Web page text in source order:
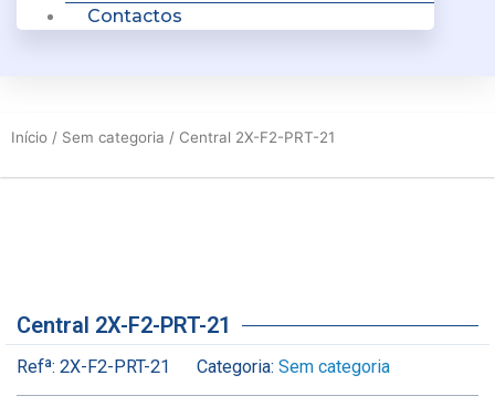
Contactos
Início / Sem categoria / Central 2X-F2-PRT-21
Central 2X-F2-PRT-21
Refª: 2X-F2-PRT-21 Categoria: Sem categoria